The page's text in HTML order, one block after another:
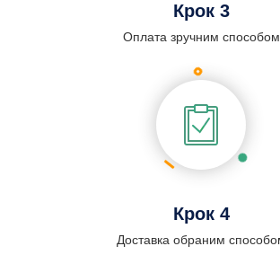
Крок 3
Оплата зручним способом
Крок 4
Доставка обраним